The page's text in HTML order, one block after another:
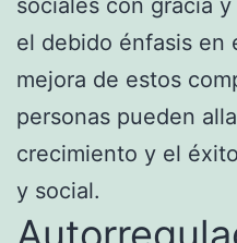
el debido énfasis en
mejora de estos
personas pueden
crecimiento y el
y social.